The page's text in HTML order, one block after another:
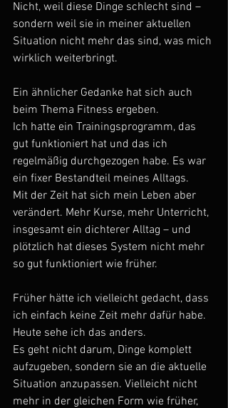
Nicht, weil diese Dinge schlecht sind –
sondern weil sie in meiner aktuellen
Situation nicht mehr das sind, was mich
wirklich weiterbringt.
Ein ähnlicher Gedanke hat sich auch
beim Thema Fitness ergeben.
Ich hatte ein Trainingsprogramm, das
gut funktioniert hat und das ich
regelmäßig durchgezogen habe. Es war
ein fixer Bestandteil meines Alltags.
Mit der Zeit hat sich mein Leben aber
verändert. Mehr Kurse, mehr Unterricht,
insgesamt ein dichterer Alltag – und
plötzlich hat dieses System nicht mehr
so gut funktioniert wie früher.
Früher hätte ich vielleicht gedacht, dass
ich einfach keine Zeit mehr dafür habe.
Heute sehe ich das anders.
Es geht nicht darum, Dinge komplett
aufzugeben, sondern sie an die aktuelle
Situation anzupassen. Vielleicht nicht
mehr in der gleichen Form wie früher,